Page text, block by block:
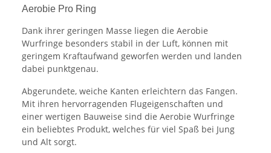
Aerobie Pro Ring
Dank ihrer geringen Masse liegen die Aerobie
Wurfringe besonders stabil in der Luft, können mit
geringem Kraftaufwand geworfen werden und landen
dabei punktgenau.
Abgerundete, weiche Kanten erleichtern das Fangen.
Mit ihren hervorragenden Flugeigenschaften und
einer wertigen Bauweise sind die Aerobie Wurfringe
ein beliebtes Produkt, welches für viel Spaß bei Jung
und Alt sorgt.